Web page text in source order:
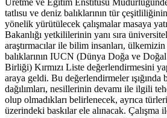
Üretme ve Eğitim Enstitüsü
tatlısu ve deniz balıklarının tür
yönelik yürütülecek çalışmalar masaya
Bakanlığı yetkililerinin yanı sıra
araştırmacılar ile bilim insanları,
balıklarının IUCN (Dünya Doğa ve
Birliği) Kırmızı Liste değerlendirmesini
araya geldi. Bu değerlendirmeler ışığında
dağılımları, nesillerinin devamı ile ilgili
olup olmadıkları belirlenecek, ayrıca
üzerindeki baskılar ele alınacak. Çalışma